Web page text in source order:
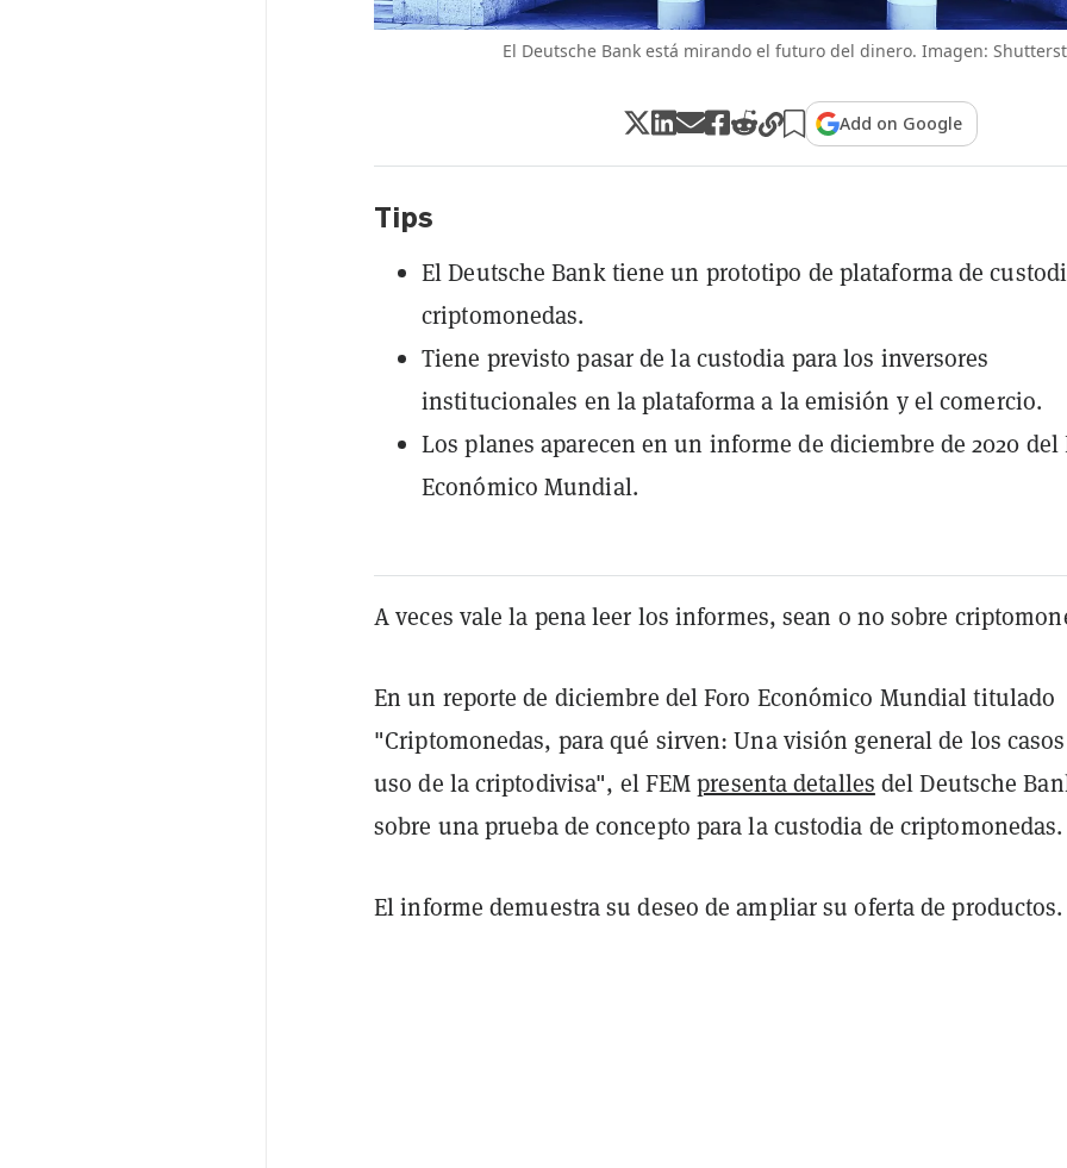
El Deutsche Bank está mirando el futuro del dinero. Imagen:
Add on Google
Tips
El Deutsche Bank tiene un prototipo de plataforma de
criptomonedas.
Tiene previsto pasar de la custodia para los inversores
institucionales en la plataforma a la emisión y el comercio.
Los planes aparecen en un informe de diciembre de 2020 del
Económico Mundial.
A veces vale la pena leer los informes, sean o no sobre
En un reporte de diciembre del Foro Económico Mundial titulado
"Criptomonedas, para qué sirven: Una visión general de los
uso de la criptodivisa", el FEMpresenta detalles del Deutsche
sobre una prueba de concepto para la custodia de criptomonedas.
El informe demuestra su deseo de ampliar su oferta de productos.